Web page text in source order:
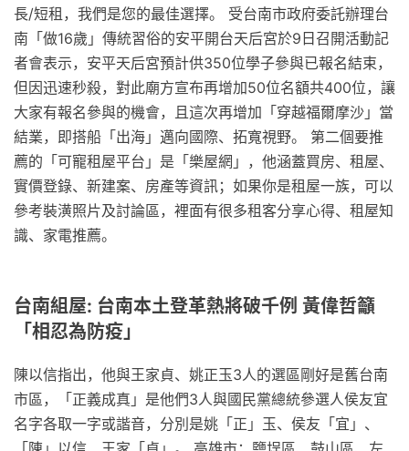
長/短租，我們是您的最佳選擇。 受台南市政府委託辦理台
南「做16歲」傳統習俗的安平開台天后宮於9日召開活動記
者會表示，安平天后宮預計供350位學子參與已報名結束，
但因迅速秒殺，對此廟方宣布再增加50位名額共400位，讓
大家有報名參與的機會，且這次再增加「穿越福爾摩沙」當
結業，即搭船「出海」邁向國際、拓寬視野。 第二個要推
薦的「可寵租屋平台」是「樂屋網」，他涵蓋買房、租屋、
實價登錄、新建案、房產等資訊；如果你是租屋一族，可以
參考裝潢照片及討論區，裡面有很多租客分享心得、租屋知
識、家電推薦。
台南組屋: 台南本土登革熱將破千例 黃偉哲籲
「相忍為防疫」
陳以信指出，他與王家貞、姚正玉3人的選區剛好是舊台南
市區，「正義成真」是他們3人與國民黨總統參選人侯友宜
名字各取一字或諧音，分別是姚「正」玉、侯友「宜」、